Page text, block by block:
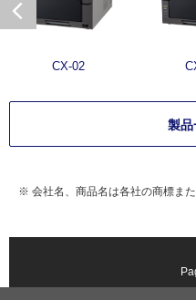
CX-02
製品
※ 会社名、商品名は各社の商標また